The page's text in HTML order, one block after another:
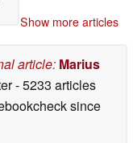
Show more articles
article: Marius
- 5233 articles
since